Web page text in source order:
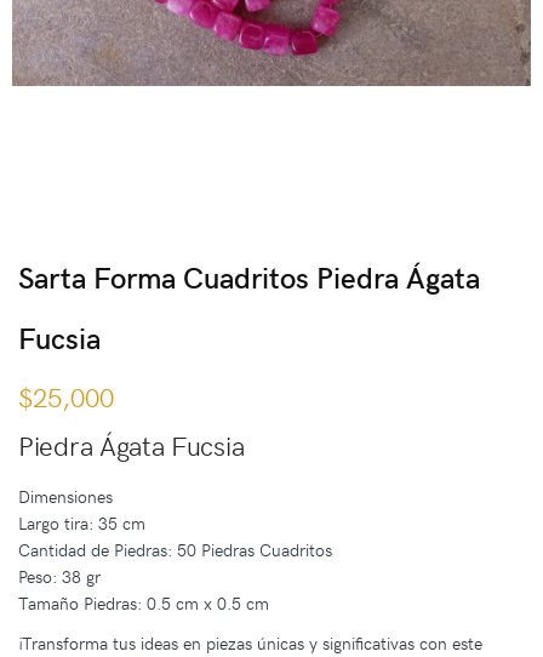
Sarta Forma Cuadritos Piedra Ágata
Fucsia
$25,000
Piedra Ágata Fucsia
Dimensiones
Largo tira: 35 cm
Cantidad de Piedras: 50 Piedras Cuadritos
Peso: 38 gr
Tamaño Piedras: 0.5 cm x 0.5 cm
¡Transforma tus ideas en piezas únicas y significativas con este